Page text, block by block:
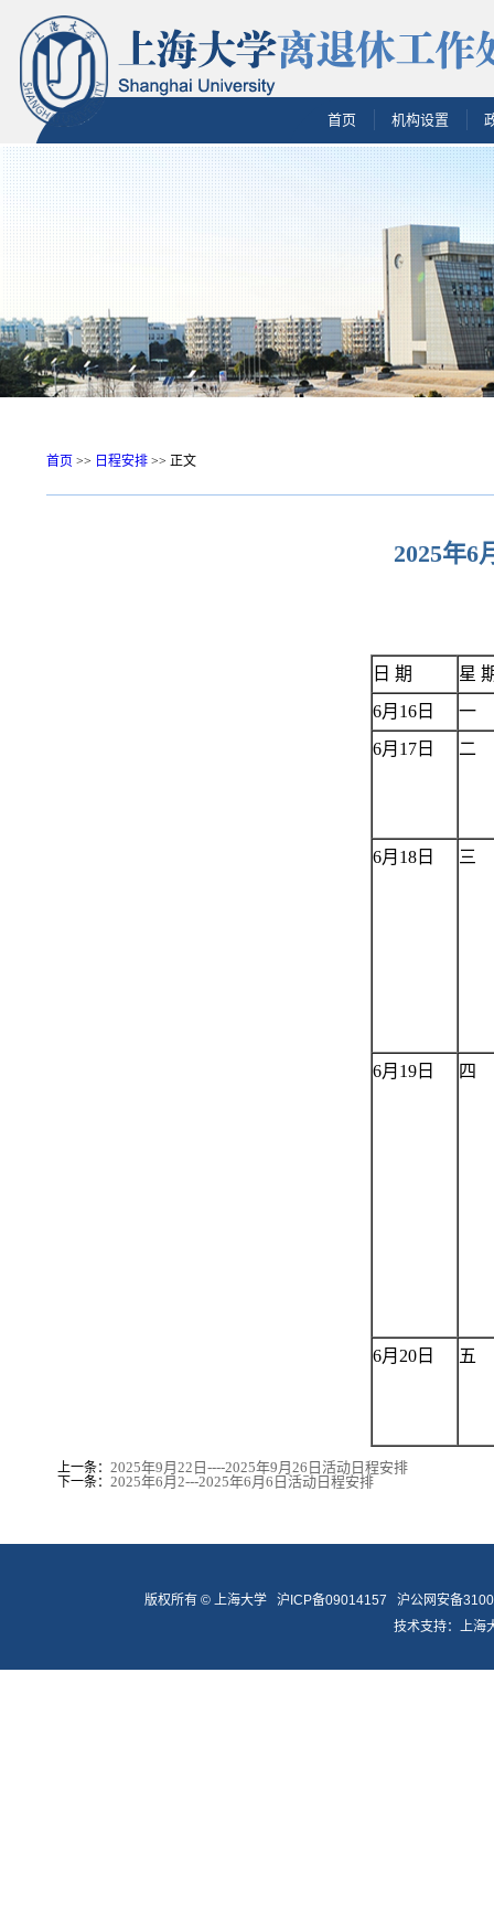
首页 机构设置
首页 >> 日程安排 >> 正文
2025年6
日 期
星
6月16日
一
6月17日
二
6月18日 三
6月19日 四
6月20日 五
上一条： 2025年9月22日----2025年9月26日活动日程安排
下一条： 2025年6月2---2025年6月6日活动日程安排
版权所有 ©上海大学 沪ICP备09014157
沪公网安备
技术支持： 上海